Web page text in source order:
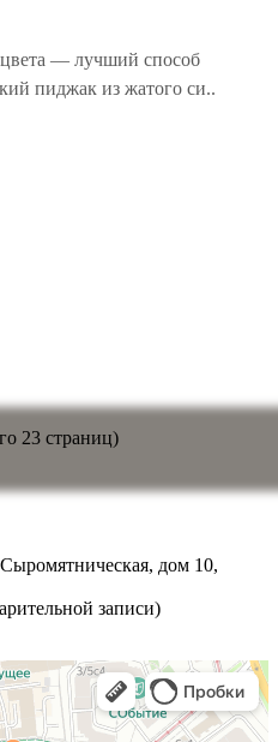
— лучший способ
пиджак из жатого си..
23 страниц)
дом 10,
записи)